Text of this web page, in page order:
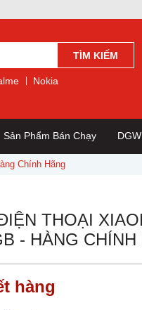
TÌM KIẾM
Nokia
Sản Phẩm Bán Chạy
Chính Hãng
THOẠI
- HÀNG CHÍNH
hàng